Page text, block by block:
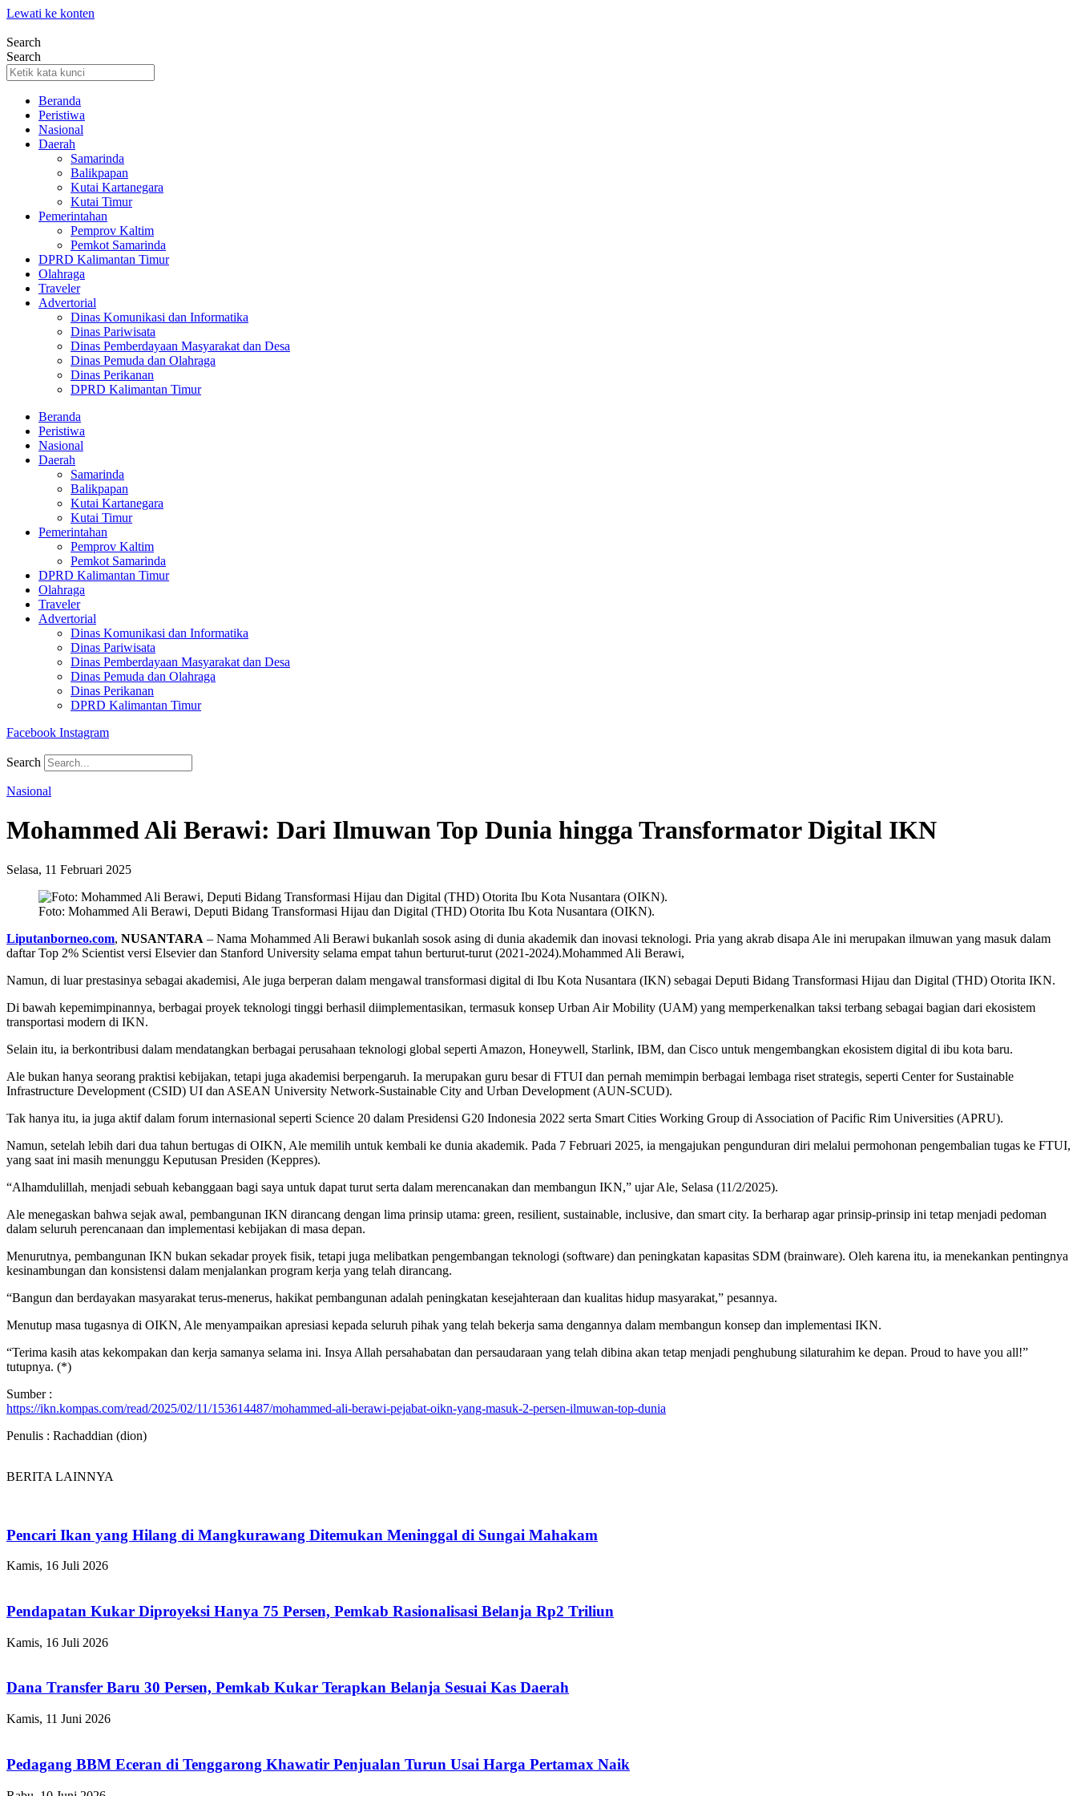
Lewati ke konten
Search
Search
Beranda
Peristiwa
Nasional
Daerah
Samarinda
Balikpapan
Kutai Kartanegara
Kutai Timur
Pemerintahan
Pemprov Kaltim
Pemkot Samarinda
DPRD Kalimantan Timur
Olahraga
Traveler
Advertorial
Dinas Komunikasi dan Informatika
Dinas Pariwisata
Dinas Pemberdayaan Masyarakat dan Desa
Dinas Pemuda dan Olahraga
Dinas Perikanan
DPRD Kalimantan Timur
Beranda
Peristiwa
Nasional
Daerah
Samarinda
Balikpapan
Kutai Kartanegara
Kutai Timur
Pemerintahan
Pemprov Kaltim
Pemkot Samarinda
DPRD Kalimantan Timur
Olahraga
Traveler
Advertorial
Dinas Komunikasi dan Informatika
Dinas Pariwisata
Dinas Pemberdayaan Masyarakat dan Desa
Dinas Pemuda dan Olahraga
Dinas Perikanan
DPRD Kalimantan Timur
Facebook Instagram
Search
Nasional
Mohammed Ali Berawi: Dari Ilmuwan Top Dunia hingga Transformator Digital IKN
Selasa, 11 Februari 2025
Foto: Mohammed Ali Berawi, Deputi Bidang Transformasi Hijau dan Digital (THD) Otorita Ibu Kota Nusantara (OIKN).
Liputanborneo.com, NUSANTARA – Nama Mohammed Ali Berawi bukanlah sosok asing di dunia akademik dan inovasi teknologi. Pria yang akrab disapa Ale ini merupakan ilmuwan yang masuk dalam
daftar Top 2% Scientist versi Elsevier dan Stanford University selama empat tahun berturut-turut (2021-2024).Mohammed Ali Berawi,
Namun, di luar prestasinya sebagai akademisi, Ale juga berperan dalam mengawal transformasi digital di Ibu Kota Nusantara (IKN) sebagai Deputi Bidang Transformasi Hijau dan Digital (THD) Otorita IKN.
Di bawah kepemimpinannya, berbagai proyek teknologi tinggi berhasil diimplementasikan, termasuk konsep Urban Air Mobility (UAM) yang memperkenalkan taksi terbang sebagai bagian dari ekosistem
transportasi modern di IKN.
Selain itu, ia berkontribusi dalam mendatangkan berbagai perusahaan teknologi global seperti Amazon, Honeywell, Starlink, IBM, dan Cisco untuk mengembangkan ekosistem digital di ibu kota baru.
Ale bukan hanya seorang praktisi kebijakan, tetapi juga akademisi berpengaruh. Ia merupakan guru besar di FTUI dan pernah memimpin berbagai lembaga riset strategis, seperti Center for Sustainable
Infrastructure Development (CSID) UI dan ASEAN University Network-Sustainable City and Urban Development (AUN-SCUD).
Tak hanya itu, ia juga aktif dalam forum internasional seperti Science 20 dalam Presidensi G20 Indonesia 2022 serta Smart Cities Working Group di Association of Pacific Rim Universities (APRU).
Namun, setelah lebih dari dua tahun bertugas di OIKN, Ale memilih untuk kembali ke dunia akademik. Pada 7 Februari 2025, ia mengajukan pengunduran diri melalui permohonan pengembalian tugas ke FTUI,
yang saat ini masih menunggu Keputusan Presiden (Keppres).
“Alhamdulillah, menjadi sebuah kebanggaan bagi saya untuk dapat turut serta dalam merencanakan dan membangun IKN,” ujar Ale, Selasa (11/2/2025).
Ale menegaskan bahwa sejak awal, pembangunan IKN dirancang dengan lima prinsip utama: green, resilient, sustainable, inclusive, dan smart city. Ia berharap agar prinsip-prinsip ini tetap menjadi pedoman
dalam seluruh perencanaan dan implementasi kebijakan di masa depan.
Menurutnya, pembangunan IKN bukan sekadar proyek fisik, tetapi juga melibatkan pengembangan teknologi (software) dan peningkatan kapasitas SDM (brainware). Oleh karena itu, ia menekankan pentingnya
kesinambungan dan konsistensi dalam menjalankan program kerja yang telah dirancang.
“Bangun dan berdayakan masyarakat terus-menerus, hakikat pembangunan adalah peningkatan kesejahteraan dan kualitas hidup masyarakat,” pesannya.
Menutup masa tugasnya di OIKN, Ale menyampaikan apresiasi kepada seluruh pihak yang telah bekerja sama dengannya dalam membangun konsep dan implementasi IKN.
“Terima kasih atas kekompakan dan kerja samanya selama ini. Insya Allah persahabatan dan persaudaraan yang telah dibina akan tetap menjadi penghubung silaturahim ke depan. Proud to have you all!”
tutupnya. (*)
Sumber :
https://ikn.kompas.com/read/2025/02/11/153614487/mohammed-ali-berawi-pejabat-oikn-yang-masuk-2-persen-ilmuwan-top-dunia
Penulis : Rachaddian (dion)
BERITA LAINNYA
Pencari Ikan yang Hilang di Mangkurawang Ditemukan Meninggal di Sungai Mahakam
Kamis, 16 Juli 2026
Pendapatan Kukar Diproyeksi Hanya 75 Persen, Pemkab Rasionalisasi Belanja Rp2 Triliun
Kamis, 16 Juli 2026
Dana Transfer Baru 30 Persen, Pemkab Kukar Terapkan Belanja Sesuai Kas Daerah
Kamis, 11 Juni 2026
Pedagang BBM Eceran di Tenggarong Khawatir Penjualan Turun Usai Harga Pertamax Naik